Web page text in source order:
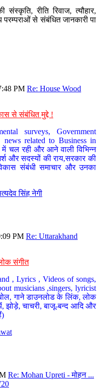
रीति रिवाज, त्यौहार,
से संबंधित जानकारी पा
PM Re: House Wood
से संबंधित मुद्दे !
surveys, Government
related to Business in
चल रही और आने वाली विभिन्न
और सदस्यों की राय,सरकार की
संबंधी समाचार और उनका
सिंह नेगी
PM Re: Uttarakhand
संगीत
, Lyrics , Videos of songs,
musicians ,singers, lyricist
गाने डाउनलोड के लिंक, लोक
झोड़े, चाचरी, बाजू-बन्द आदि और
Re: Mohan Upreti - मोहन ...